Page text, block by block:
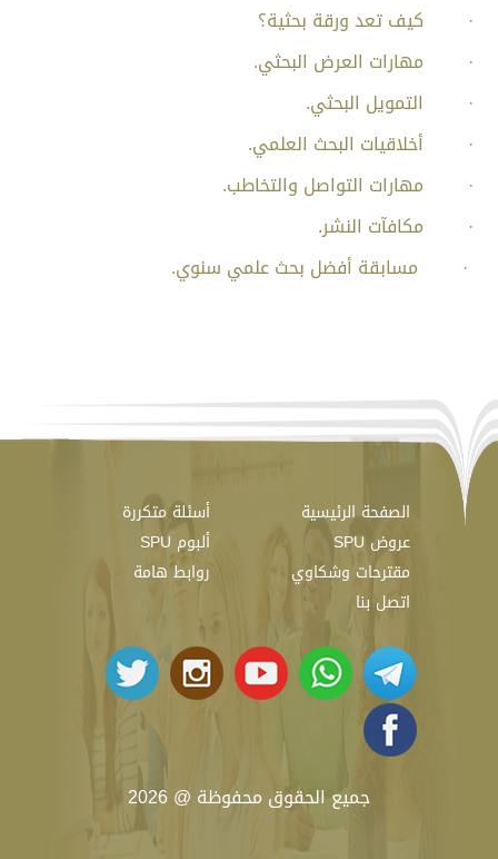
· كيف تعد ورقة بحثية؟
· مهارات العرض البحثي.
· التمويل البحثي.
· أخلاقيات البحث العلمي.
· مهارات التواصل والتخاطب.
· مكافآت النشر.
· مسابقة أفضل بحث علمي سنوي.
الصفحة الرئيسية
أسئلة متكررة
عروض SPU
ألبوم SPU
مقترحات وشكاوي
روابط هامة
اتصل بنا
جميع الحقوق محفوظة @ 2026